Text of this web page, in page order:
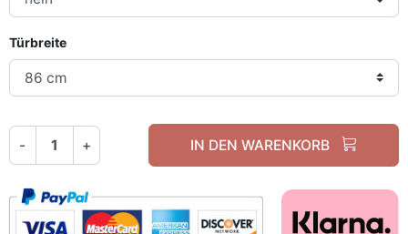
Türbreite
- + IN DEN WARENKORB